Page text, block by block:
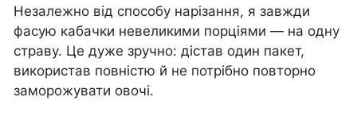
Незалежно від способу нарізання, я завжди
фасую кабачки невеликими порціями — на одну
страву. Це дуже зручно: дістав один пакет,
використав повністю й не потрібно повторно
заморожувати овочі.